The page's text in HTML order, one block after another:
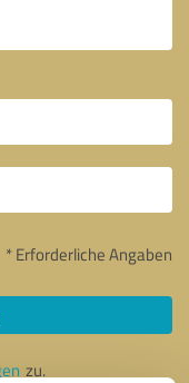
* Erforderliche Angaben
zu.